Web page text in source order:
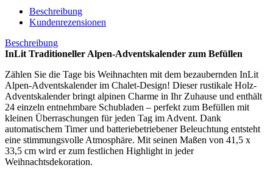
Beschreibung
Kundenrezensionen
Beschreibung
InLit Traditioneller Alpen-Adventskalender zum Befüllen
Zählen Sie die Tage bis Weihnachten mit dem bezaubernden InLit
Alpen-Adventskalender im Chalet-Design! Dieser rustikale Holz-
Adventskalender bringt alpinen Charme in Ihr Zuhause und enthält
24 einzeln entnehmbare Schubladen – perfekt zum Befüllen mit
kleinen Überraschungen für jeden Tag im Advent. Dank
automatischem Timer und batteriebetriebener Beleuchtung entsteht
eine stimmungsvolle Atmosphäre. Mit seinen Maßen von 41,5 x
33,5 cm wird er zum festlichen Highlight in jeder
Weihnachtsdekoration.